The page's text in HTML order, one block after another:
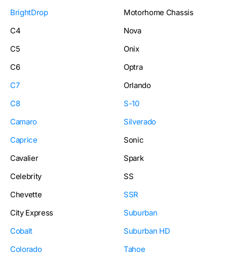
BrightDrop
C4
C5
C6
C7
C8
Camaro
Caprice
Cavalier
Celebrity
Chevette
City Express
Cobalt
Colorado
Motorhome Chassis
Nova
Onix
Optra
Orlando
S-10
Silverado
Sonic
Spark
SS
SSR
Suburban
Suburban HD
Tahoe